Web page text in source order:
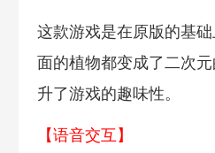
这款游戏是在原版的基
面的植物都变成了二次
升了游戏的趣味性。
【语音交互】